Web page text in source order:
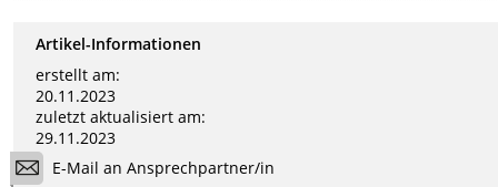
Artikel-Informationen
erstellt am:
20.11.2023
zuletzt aktualisiert am:
29.11.2023
E-Mail an Ansprechpartner/in